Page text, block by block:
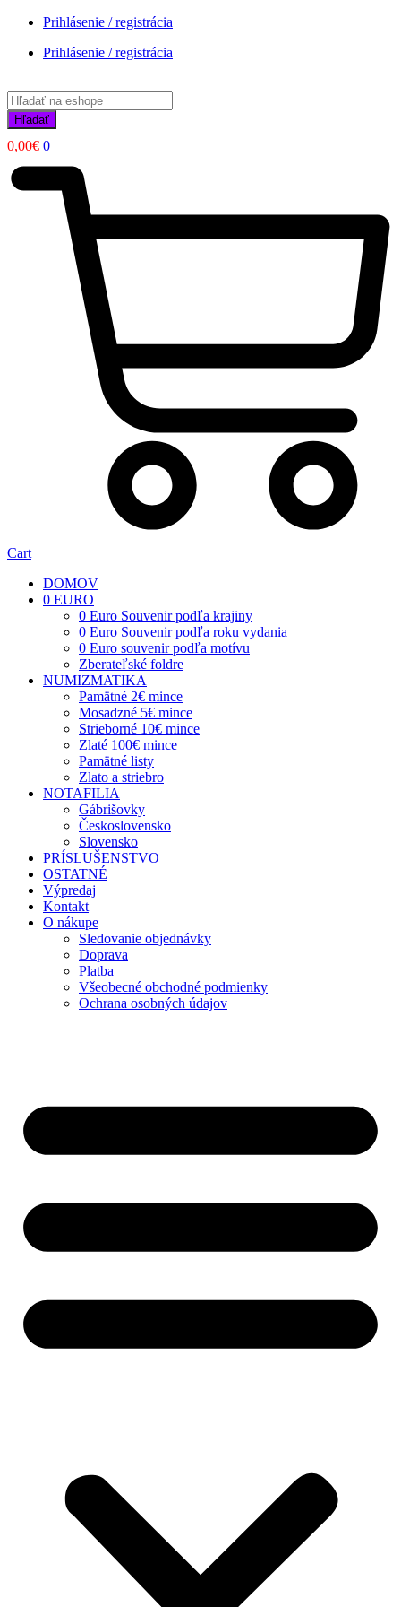
Prihlásenie / registrácia
Prihlásenie / registrácia
Products
search
Hľadať
0,00€ 0
Cart
DOMOV
0 EURO
0 Euro Souvenir podľa krajiny
0 Euro Souvenir podľa roku vydania
0 Euro souvenir podľa motívu
Zberateľské foldre
NUMIZMATIKA
Pamätné 2€ mince
Mosadzné 5€ mince
Strieborné 10€ mince
Zlaté 100€ mince
Pamätné listy
Zlato a striebro
NOTAFILIA
Gábrišovky
Československo
Slovensko
PRÍSLUŠENSTVO
OSTATNÉ
Výpredaj
Kontakt
O nákupe
Sledovanie objednávky
Doprava
Platba
Všeobecné obchodné podmienky
Ochrana osobných údajov